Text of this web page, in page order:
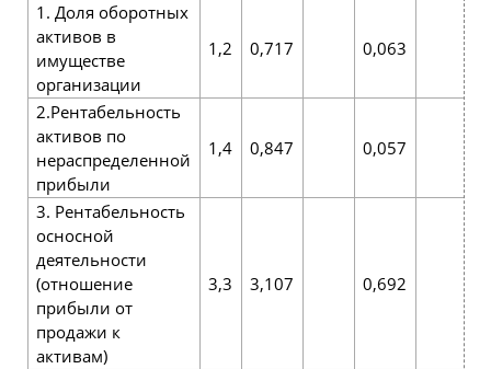
1. Доля оборотных
активов в
имуществе
организации
1,2 0,717 0,063
2.Рентабельность
активов по
нераспределенной
прибыли
1,4 0,847 0,057
3. Рентабельность
осносной
деятельности
(отношение
прибыли от
продажи к
активам)
3,3 3,107 0,692